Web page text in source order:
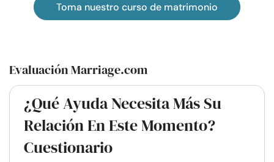
Toma nuestro curso de matrimonio
Evaluación Marriage.com
¿Qué Ayuda Necesita Más Su
Relación En Este Momento?
Cuestionario